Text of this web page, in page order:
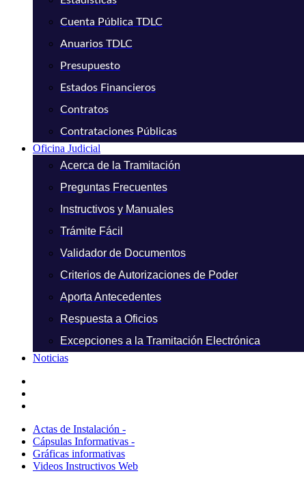
Cuenta Pública TDLC
Anuarios TDLC
Presupuesto
Estados Financieros
Contratos
Contrataciones Públicas
Oficina Judicial
Acerca de la Tramitación
Preguntas Frecuentes
Instructivos y Manuales
Trámite Fácil
Validador de Documentos
Criterios de Autorizaciones de Poder
Aporta Antecedentes
Respuesta a Oficios
Excepciones a la Tramitación Electrónica
Noticias
Actas de Instalación -
Cápsulas Informativas -
Gráficas informativas
Videos Instructivos Web